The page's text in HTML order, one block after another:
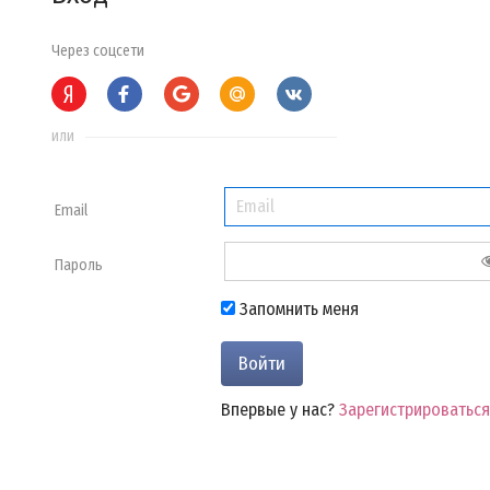
Через соцсети
или
Email
Пароль
Запомнить меня
Впервые у нас? Зарегистрироваться